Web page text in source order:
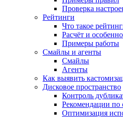
Проверка
Рейтинги
Что такое
Расчёт и
Примеры работы
Смайлы и агенты
Смайлы
Агенты
Как выявить
Дисковое пространство
Контроль
Рекомендации по
Оптимизация